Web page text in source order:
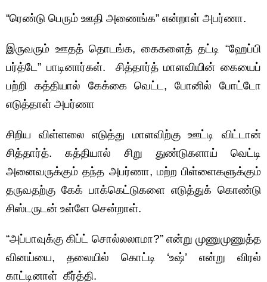
“ரெண்டு பெரும் ஊதி அணைங்க” என்றாள் அபர்ணா.
இருவரும் ஊதத் தொடங்க, கைகளைத் தட்டி “ஹேப்பி
பர்த்டே” பாடினார்கள். சித்தார்த் மாளவியின் கையைப்
பற்றி கத்தியால் கேக்கை வெட்ட, போனில் போட்டோ
எடுத்தாள் அபர்ணா
சிறிய விள்ளலை எடுத்து மாளவிற்கு ஊட்டி விட்டான்
சித்தார்த். கத்தியால் சிறு துண்டுகளாய் வெட்டி
அனைவருக்கும் தந்த அபர்ணா, மற்ற பிள்ளைகளுக்கும்
தருவதற்கு கேக் பாக்கெட்டுகளை எடுத்துக் கொண்டு
சிஸ்டருடன் உள்ளே சென்றாள்.
“அப்பாவுக்கு கிப்ட் சொல்லலாமா?” என்று முணுமுணுத்த
வினய்யை, தலையில் கொட்டி ‘உஷ்’ என்று விரல்
காட்டினாள் கீர்த்தி.